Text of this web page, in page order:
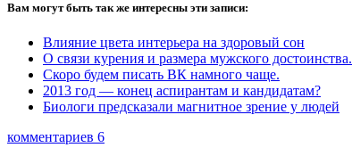
Вам могут быть так же интересны эти записи:
Влияние цвета интерьера на здоровый сон
О связи курения и размера мужского достоинства.
Скоро будем писать ВК намного чаще.
2013 год — конец аспирантам и кандидатам?
Биологи предсказали магнитное зрение у людей
комментариев 6